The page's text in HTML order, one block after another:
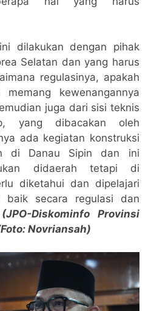
dilakukan dengan pihak
Selatan dan yang harus
regulasinya, apakah
kewenangannya
juga dari sisi teknis
yang dibacakan oleh
ada kegiatan konstruksi
di Danau Sipin dan ini
didaerah tetapi di
diketahui dan dipelajari
baik secara regulasi dan
(JPO-Diskominfo Provinsi
Novriansah)